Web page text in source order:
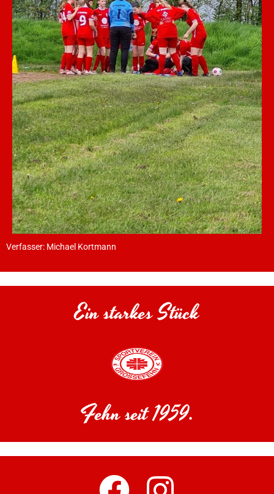
Verfasser: Michael Kortmann
Ein starkes Stück
Fehn seit 1959.